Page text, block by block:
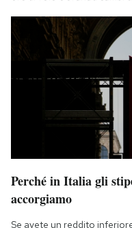
Perché in Italia gli
accorgiamo
Se avete un reddito